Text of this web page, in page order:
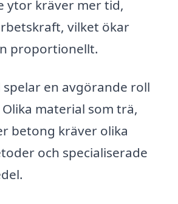
ytor kräver mer tid,
vilket ökar
proportionellt.
spelar en avgörande roll
material som trä,
betong kräver olika
och specialiserade